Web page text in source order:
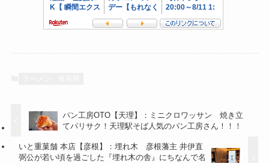
パン工房OTO【天理】：ミニクロワッサン 焼き立
てパリサク！天理駅そば人気のパン工房さん！！！
いと重菓舗 本店【彦根】：埋れ木 彦根藩主 井伊直
弼公が若い頃を過ごした『埋れ木の舎』にちなんで名